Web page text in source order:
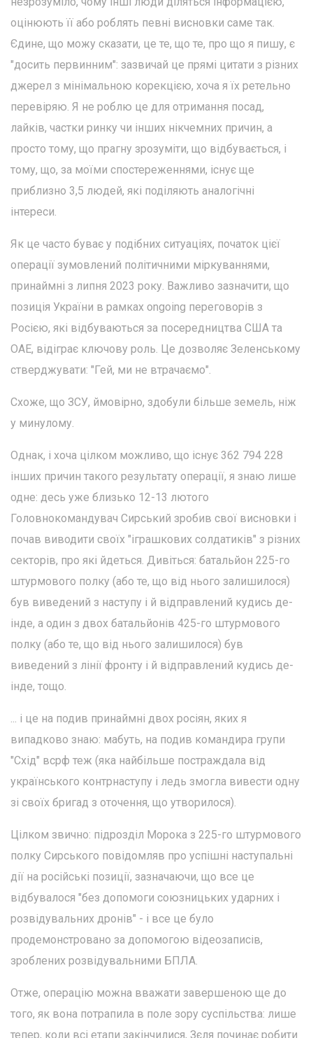
оцінюють її або роблять певні висновки саме так.
Єдине, що можу сказати, це те, що те, про що я пишу, є
"досить первинним": зазвичай це прямі цитати з різних
джерел з мінімальною корекцією, хоча я їх ретельно
перевіряю. Я не роблю це для отримання посад,
лайків, частки ринку чи інших нікчемних причин, а
просто тому, що прагну зрозуміти, що відбувається, і
тому, що, за моїми спостереженнями, існує ще
приблизно 3,5 людей, які поділяють аналогічні
інтереси.
Як це часто буває у подібних ситуаціях, початок цієї
операції зумовлений політичними міркуваннями,
принаймні з липня 2023 року. Важливо зазначити, що
позиція України в рамках ongoing переговорів з
Росією, які відбуваються за посередництва США та
ОАЕ, відіграє ключову роль. Це дозволяє Зеленському
стверджувати: "Гей, ми не втрачаємо".
Схоже, що ЗСУ, ймовірно, здобули більше земель, ніж
у минулому.
Однак, і хоча цілком можливо, що існує 362 794 228
інших причин такого результату операції, я знаю лише
одне: десь уже близько 12-13 лютого
Головнокомандувач Сирський зробив свої висновки і
почав виводити своїх "іграшкових солдатиків" з різних
секторів, про які йдеться. Дивіться: батальйон 225-го
штурмового полку (або те, що від нього залишилося)
був виведений з наступу і й відправлений кудись де-
інде, а один з двох батальйонів 425-го штурмового
полку (або те, що від нього залишилося) був
виведений з лінії фронту і й відправлений кудись де-
інде, тощо.
... і це на подив принаймні двох росіян, яких я
випадково знаю: мабуть, на подив командира групи
"Схід" всрф теж (яка найбільше постраждала від
українського контрнаступу і ледь змогла вивести одну
зі своїх бригад з оточення, що утворилося).
Цілком звично: підрозділ Морока з 225-го штурмового
полку Сирського повідомляв про успішні наступальні
дії на російські позиції, зазначаючи, що все це
відбувалося "без допомоги союзницьких ударних і
розвідувальних дронів" - і все це було
продемонстровано за допомогою відеозаписів,
зроблених розвідувальними БПЛА.
Отже, операцію можна вважати завершеною ще до
того, як вона потрапила в поле зору суспільства: лише
тепер, коли всі етапи закінчилися, Зєля починає робити